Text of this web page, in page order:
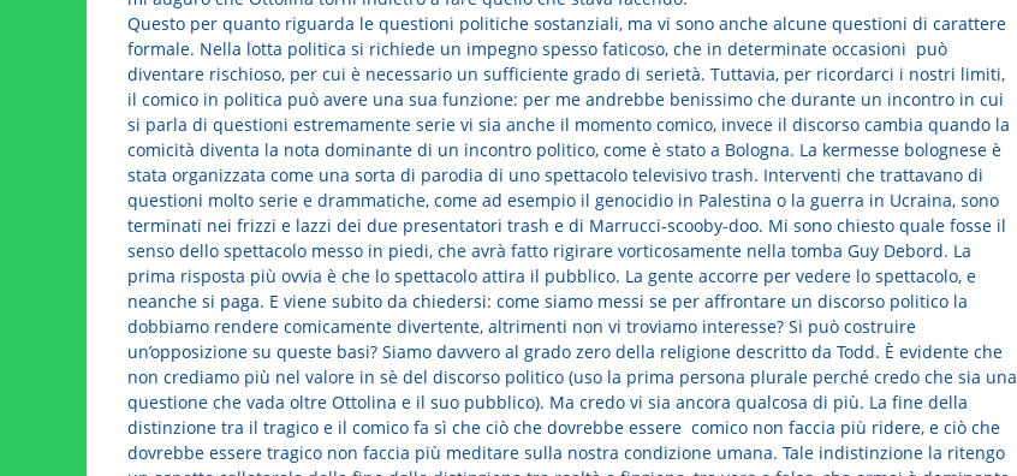
Questo per quanto riguarda le questioni politiche sostanziali, ma vi sono anche alcune questioni di carattere
formale. Nella lotta politica si richiede un impegno spesso faticoso, che in determinate occasioni può
diventare rischioso, per cui è necessario un sufficiente grado di serietà. Tuttavia, per ricordarci i nostri limiti,
il comico in politica può avere una sua funzione: per me andrebbe benissimo che durante un incontro in cui
si parla di questioni estremamente serie vi sia anche il momento comico, invece il discorso cambia quando la
comicità diventa la nota dominante di un incontro politico, come è stato a Bologna. La kermesse bolognese è
stata organizzata come una sorta di parodia di uno spettacolo televisivo trash. Interventi che trattavano di
questioni molto serie e drammatiche, come ad esempio il genocidio in Palestina o la guerra in Ucraina, sono
terminati nei frizzi e lazzi dei due presentatori trash e di Marrucci-scooby-doo. Mi sono chiesto quale fosse il
senso dello spettacolo messo in piedi, che avrà fatto rigirare vorticosamente nella tomba Guy Debord. La
prima risposta più ovvia è che lo spettacolo attira il pubblico. La gente accorre per vedere lo spettacolo, e
neanche si paga. E viene subito da chiedersi: come siamo messi se per affrontare un discorso politico la
dobbiamo rendere comicamente divertente, altrimenti non vi troviamo interesse? Si può costruire
un’opposizione su queste basi? Siamo davvero al grado zero della religione descritto da Todd. È evidente che
non crediamo più nel valore in sè del discorso politico (uso la prima persona plurale perché credo che sia una
questione che vada oltre Ottolina e il suo pubblico). Ma credo vi sia ancora qualcosa di più. La fine della
distinzione tra il tragico e il comico fa sì che ciò che dovrebbe essere comico non faccia più ridere, e ciò che
dovrebbe essere tragico non faccia più meditare sulla nostra condizione umana. Tale indistinzione la ritengo